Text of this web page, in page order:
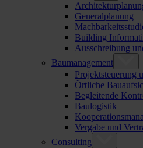
Generalplanung
Building
Ausschreibung
Baumanagement
Projektsteuerung
Örtliche
Begleitende
Baulogistik
Vergabe und
Consulting